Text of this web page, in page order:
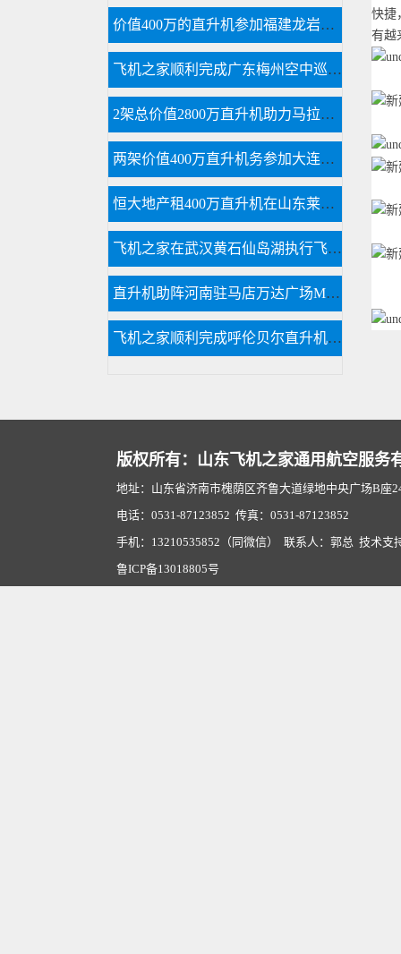
快捷
有越
价值400万的直升机参加福建龙岩楼盘空中看房活动
飞机之家顺利完成广东梅州空中巡查飞行务
2架总价值2800万直升机助力马拉松比赛
两架价值400万直升机务参加大连静态展览
恒大地产租400万直升机在山东莱芜360度空中看房
飞机之家在武汉黄石仙岛湖执行飞行任务
直升机助阵河南驻马店万达广场MLE婚戒开业现场人山人海
飞机之家顺利完成呼伦贝尔直升机航测作业
版权所有：山东飞机之家通用航空服务
地址：山东省济南市槐荫区齐鲁大道绿地中央广场B座
电话：0531-87123852 传真：0531-87123852
手机：13210535852（同微信） 联系人：郭总 技术支
鲁ICP备13018805号